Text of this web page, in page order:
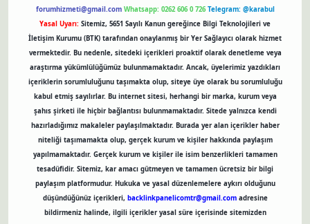
forumhizmeti@gmail.com Whatsapp: 0262 606 0 726 Telegram: @karabul
Yasal Uyarı: Sitemiz, 5651 Sayılı Kanun gereğince Bilgi Teknolojileri ve
İletişim Kurumu (BTK) tarafından onaylanmış bir Yer Sağlayıcı olarak hizmet
vermektedir. Bu nedenle, sitedeki içerikleri proaktif olarak denetleme veya
araştırma yükümlülüğümüz bulunmamaktadır. Ancak, üyelerimiz yazdıkları
içeriklerin sorumluluğunu taşımakta olup, siteye üye olarak bu sorumluluğu
kabul etmiş sayılırlar. Bu internet sitesi, herhangi bir marka, kurum veya
şahıs şirketi ile hiçbir bağlantısı bulunmamaktadır. Sitede yalnızca kendi
hazırladığımız makaleler paylaşılmaktadır. Burada yer alan içerikler haber
niteliği taşımamakta olup, gerçek kurum ve kişiler hakkında paylaşım
yapılmamaktadır. Gerçek kurum ve kişiler ile isim benzerlikleri tamamen
tesadüfidir. Sitemiz, kar amacı gütmeyen ve tamamen ücretsiz bir bilgi
paylaşım platformudur. Hukuka ve yasal düzenlemelere aykırı olduğunu
düşündüğünüz içerikleri, backlinkpanelicomtr@gmail.comadresine
bildirmeniz halinde, ilgili içerikler yasal süre içerisinde sitemizden